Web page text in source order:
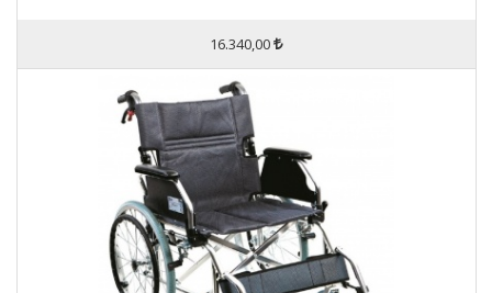
16.340,00